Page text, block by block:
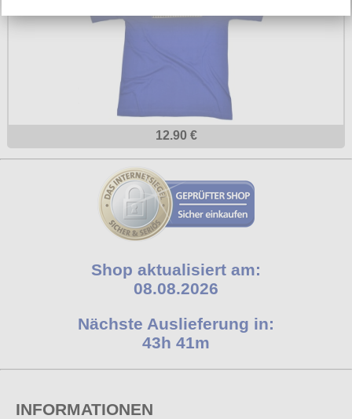
12.90 €
Shop aktualisiert am:
08.08.2026
Nächste Auslieferung in:
43h 41m
INFORMATIONEN